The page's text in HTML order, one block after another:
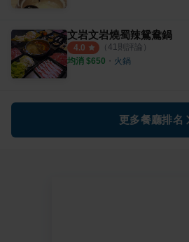
文岩文岩燒蜀辣鴛鴦鍋
4.0 （ 41則評論）
均消 $650 ・ 火鍋
更多餐廳排名